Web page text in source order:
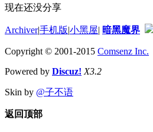
现在还没分享
Archiver|手机版|小黑屋| 暗黑魔界
Copyright © 2001-2015 Comsenz Inc.
Powered by Discuz! X3.2
Skin by @子不语
返回顶部